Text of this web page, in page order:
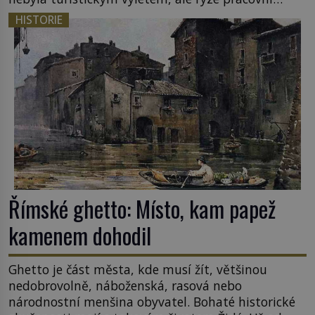
cestou se zištnými úmysly. Jaký cíl Casanova
sledoval, když se například procházel uličkami
lotyšské Rigy? Casanova v Pobaltí kontaktoval
tamní zednářské lóže. Nebyl v této oblasti žádným
nováčkem, protože do zednářské […]
HISTORIE
Římské ghetto: Místo, kam papež
kamenem dohodil
Ghetto je část města, kde musí žít, většinou
nedobrovolně, náboženská, rasová nebo
národnostní menšina obyvatel. Bohaté historické